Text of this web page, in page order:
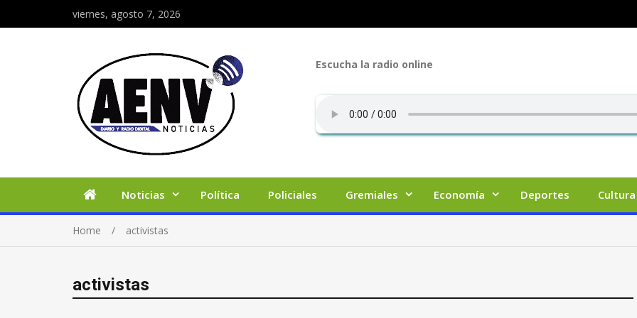
viernes, agosto 7, 2026
Escucha la radio online
Noticias Política Policiales Gremiales Economía Deportes Cultura
Home activistas
activistas